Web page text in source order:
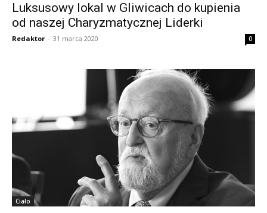
Luksusowy lokal w Gliwicach do kupienia
od naszej Charyzmatycznej Liderki
Redaktor - 31 marca 2020 0
Ciało